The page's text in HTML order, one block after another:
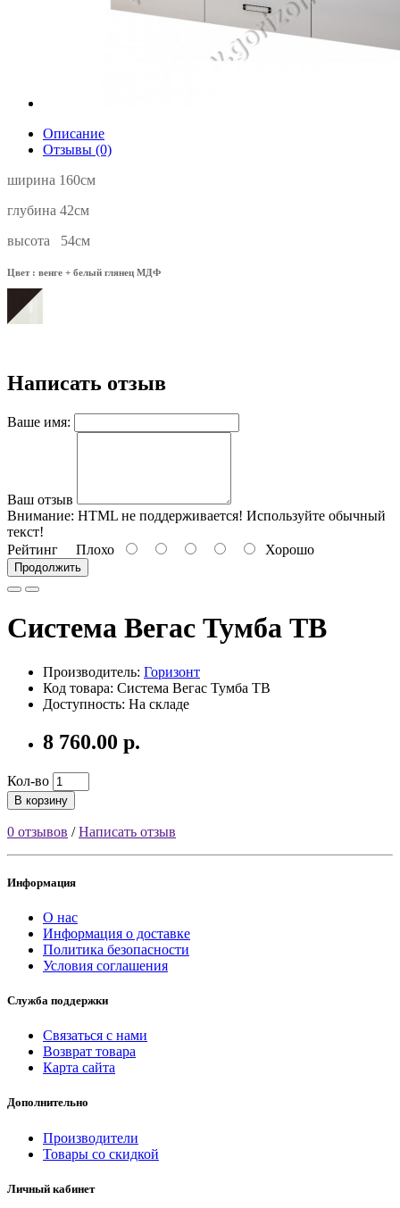
Описание
Отзывы (0)
ширина 160см
глубина 42см
высота 54см
Цвет : венге + белый глянец МДФ
Написать отзыв
Ваше имя:
Ваш отзыв
Внимание: HTML не поддерживается! Используйте обычный
текст!
Рейтинг Плохо Хорошо
Продолжить
Система Вегас Тумба ТВ
Производитель: Горизонт
Код товара: Система Вегас Тумба ТВ
Доступность: На складе
8 760.00 р.
Кол-во
В корзину
0 отзывов /Написать отзыв
Информация
О нас
Информация о доставке
Политика безопасности
Условия соглашения
Служба поддержки
Связаться с нами
Возврат товара
Карта сайта
Дополнительно
Производители
Товары со скидкой
Личный кабинет